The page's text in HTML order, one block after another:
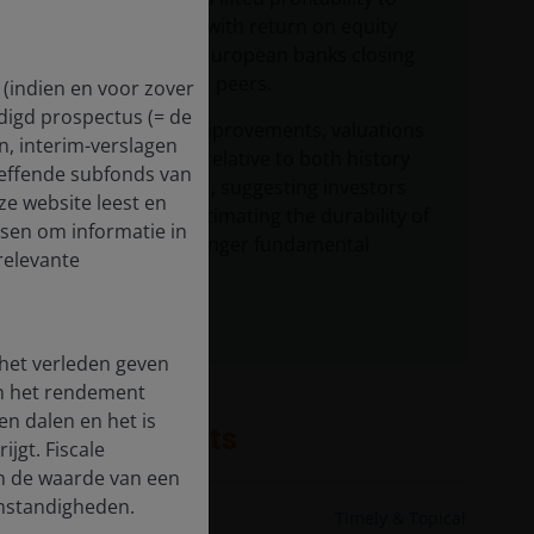
the gap with U.S. peers.
Despite these improvements, valuations
remain modest relative to both history
and global peers, suggesting investors
may be underestimating the durability of
the sector’s stronger fundamental
backdrop.
Related insights
4 Aug 2026
en voor zover
prospectus (= de
interim-verslagen
subfonds van
website leest en
om informatie in
verleden geven
het rendement
dalen en het is
Fiscale
waarde van een